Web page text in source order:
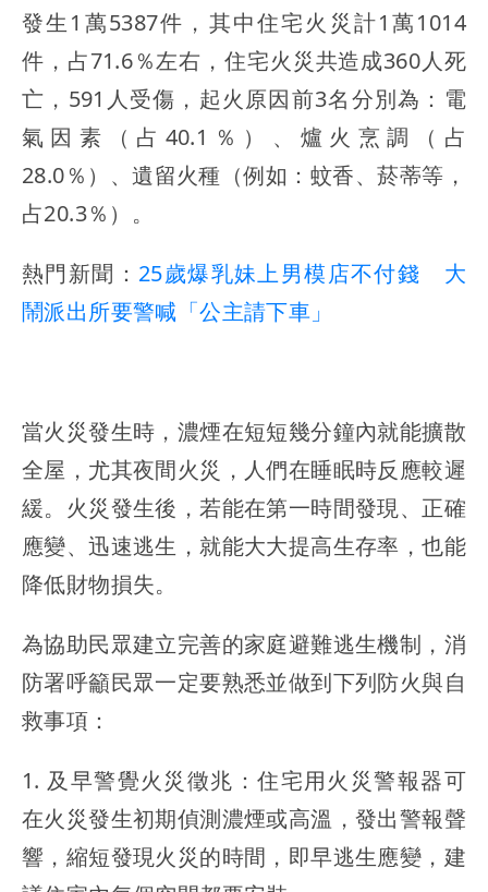
發生1萬5387件，其中住宅火災計1萬1014
件，占71.6％左右，住宅火災共造成360人死
亡，591人受傷，起火原因前3名分別為：電
氣因素（占40.1％）、爐火烹調（占
28.0％）、遺留火種（例如：蚊香、菸蒂等，
占20.3％）。
熱門新聞： 25歲爆乳妹上男模店不付錢 大
鬧派出所要警喊「公主請下車」
當火災發生時，濃煙在短短幾分鐘內就能擴散
全屋，尤其夜間火災，人們在睡眠時反應較遲
緩。火災發生後，若能在第一時間發現、正確
應變、迅速逃生，就能大大提高生存率，也能
降低財物損失。
為協助民眾建立完善的家庭避難逃生機制，消
防署呼籲民眾一定要熟悉並做到下列防火與自
救事項：
1. 及早警覺火災徵兆：住宅用火災警報器可
在火災發生初期偵測濃煙或高溫，發出警報聲
響，縮短發現火災的時間，即早逃生應變，建